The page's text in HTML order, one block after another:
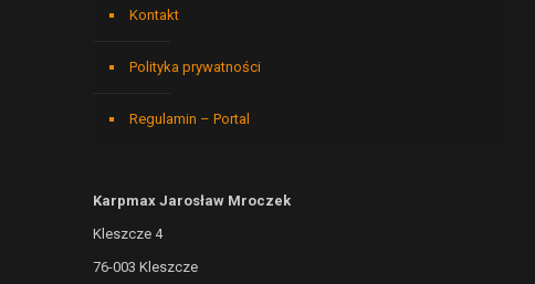
Kontakt
Polityka prywatności
Regulamin – Portal
Karpmax Jarosław Mroczek
Kleszcze 4
76-003 Kleszcze